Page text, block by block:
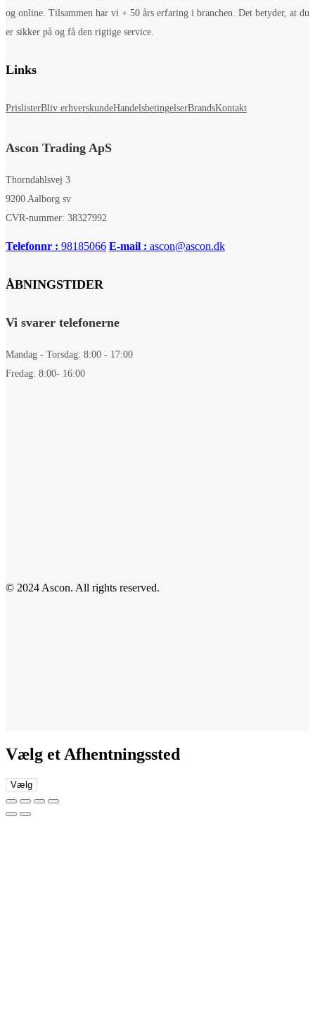
og online. Tilsammen har vi + 50 års erfaring i branchen. Det betyder, at du
er sikker på og få den rigtige service.
Links
PrislisterBliv erhverskundeHandelsbetingelserBrandsKontakt
Ascon Trading ApS
Thorndahlsvej 3
9200 Aalborg sv
CVR-nummer: 38327992
Telefonnr : 98185066 E-mail : ascon@ascon.dk
ÅBNINGSTIDER
Vi svarer telefonerne
Mandag - Torsdag: 8:00 - 17:00
Fredag: 8:00- 16:00
© 2024 Ascon. All rights reserved.
Vælg et Afhentningssted
Vælg